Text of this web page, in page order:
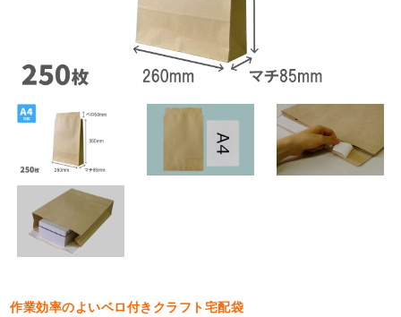
よくある質問
〒104-8125
東京都中央区銀座2-16-10
会社概要
特定商取引法について
個人情報保護ポリシー
サイトマップ
お知らせ一覧
作業効率のよいベロ付きクラフト宅配袋